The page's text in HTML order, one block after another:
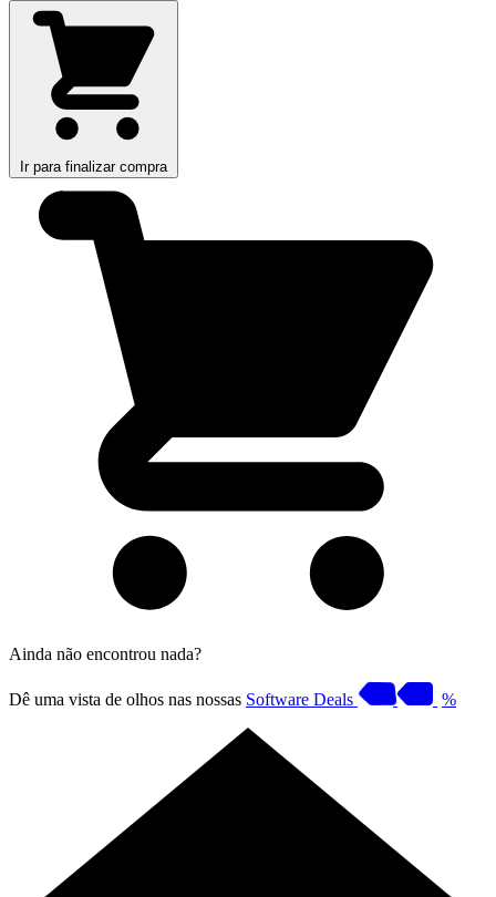
Ir para finalizar compra
Ainda não encontrou nada?
Dê uma vista de olhos nas nossas Software Deals %